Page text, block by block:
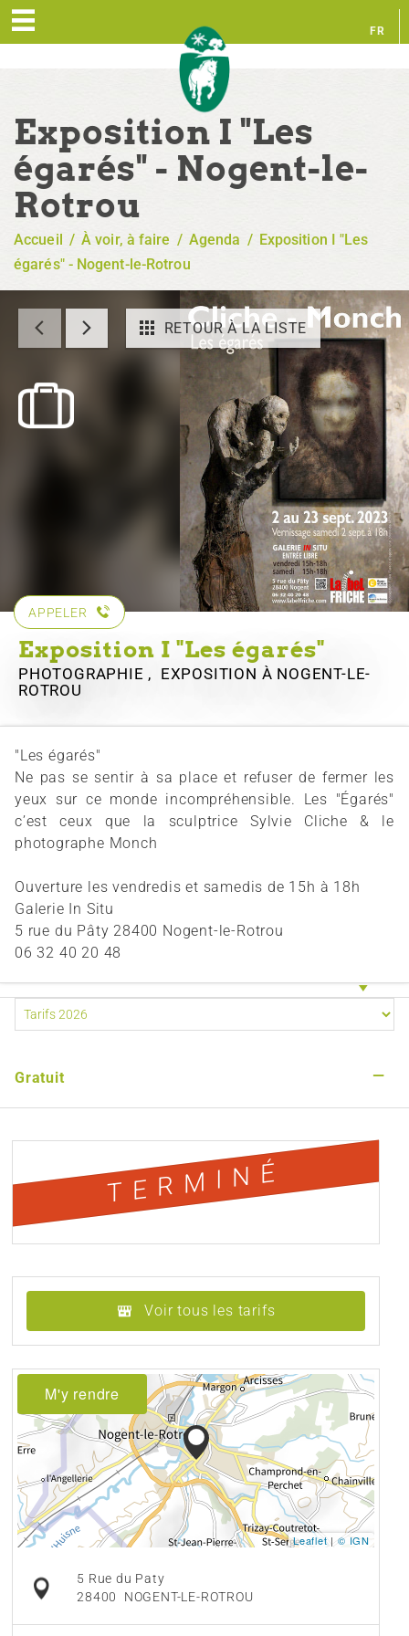
FR
Exposition I "Les
égarés" - Nogent-le-
Rotrou
Accueil / À voir, à faire / Agenda / Exposition I "Les
égarés" - Nogent-le-Rotrou
RETOUR À LA LISTE
APPELER
Exposition I "Les égarés"
PHOTOGRAPHIE , EXPOSITION À NOGENT-LE-
ROTROU
"Les égarés"
Ne pas se sentir à sa place et refuser de fermer les
yeux sur ce monde incompréhensible. Les "Égarés"
c’est ceux que la sculptrice Sylvie Cliche & le
photographe Monch
Ouverture les vendredis et samedis de 15h à 18h
Galerie In Situ
5 rue du Pâty 28400 Nogent-le-Rotrou
06 32 40 20 48
Gratuit —
TERMINÉ
Voir tous les tarifs
M'y rendre
Leaflet| © IGN
5 Rue du Paty
28400
NOGENT-LE-ROTROU